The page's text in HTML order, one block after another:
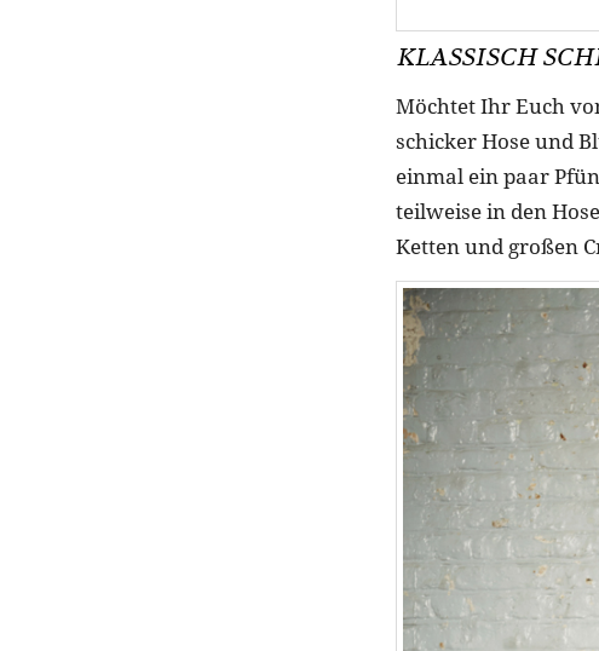
KLASSISCH
Möchtet Ihr Euch
schicker Hose und
einmal ein paar
teilweise in den
Ketten und großen